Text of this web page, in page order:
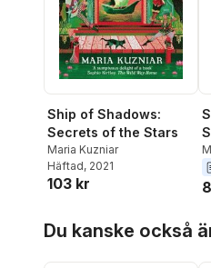
Ship of Shadows:
Secrets of the Stars
Maria Kuzniar
Häftad, 2021
103 kr
Du kanske också